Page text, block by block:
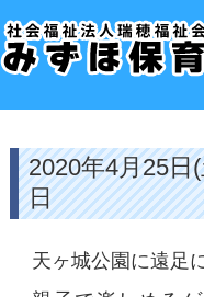
2020年4月25
日
天ヶ城公園に遠足